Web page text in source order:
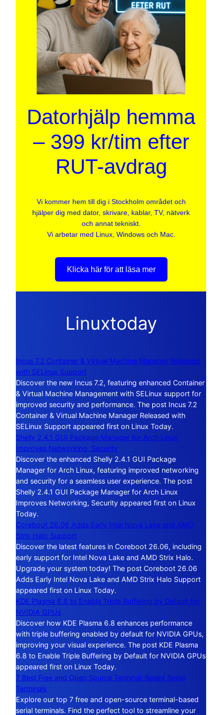
Datorhjälp hemma
– 399 kr/tim efter
RUT-avdrag
Vi kommer hem till dig i Stockholm området och
hjälper dig med dator, skrivare, kablar, TV, nätverk
och annat tekniskt.
Vi arbetar med Linux, Windows och Mac.
Klicka här för att läsa mer
Linuxtoday
Incus 7.2 Container & Virtual Machine Manager Released
with SELinux Support
Discover the new Incus 7.2, featuring enhanced Container
& Virtual Machine Management with SELinux support for
improved security and performance. The post Incus 7.2
Container & Virtual Machine Manager Released with
SELinux Support appeared first on Linux Today.
Shelly 2.4.1 GUI Package Manager for Arch Linux
Improves Networking, Security
Discover the enhanced Shelly 2.4.1 GUI Package
Manager for Arch Linux, featuring improved networking
and security for a seamless user experience. The post
Shelly 2.4.1 GUI Package Manager for Arch Linux
Improves Networking, Security appeared first on Linux
Today.
Coreboot 26.06 Adds Early Intel Nova Lake and AMD
Strix Halo Support
Discover the latest features in Coreboot 26.06, including
early support for Intel Nova Lake and AMD Strix Halo.
Upgrade your system today! The post Coreboot 26.06
Adds Early Intel Nova Lake and AMD Strix Halo Support
appeared first on Linux Today.
KDE Plasma 6.8 to Enable Triple Buffering by Default for
NVIDIA GPUs
Discover how KDE Plasma 6.8 enhances performance
with triple buffering enabled by default for NVIDIA GPUs,
improving your visual experience. The post KDE Plasma
6.8 to Enable Triple Buffering by Default for NVIDIA GPUs
appeared first on Linux Today.
7 Best Free and Open Source Terminal-Based Serial
Terminals
Explore our top 7 free and open-source terminal-based
serial terminals. Find the perfect tool to streamline your